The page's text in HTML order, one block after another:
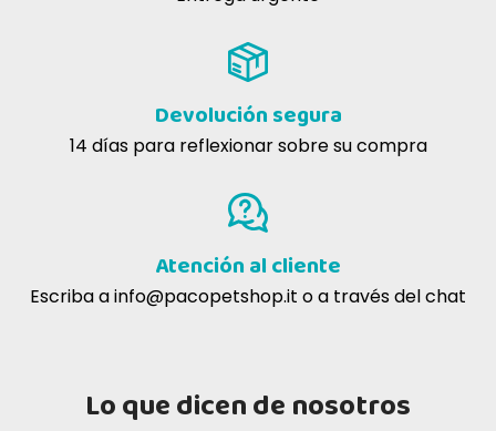
Devolución segura
14 días para reflexionar sobre su compra
Atención al cliente
Escriba ainfo@pacopetshop.it o a través del chat
Lo que dicen de nosotros